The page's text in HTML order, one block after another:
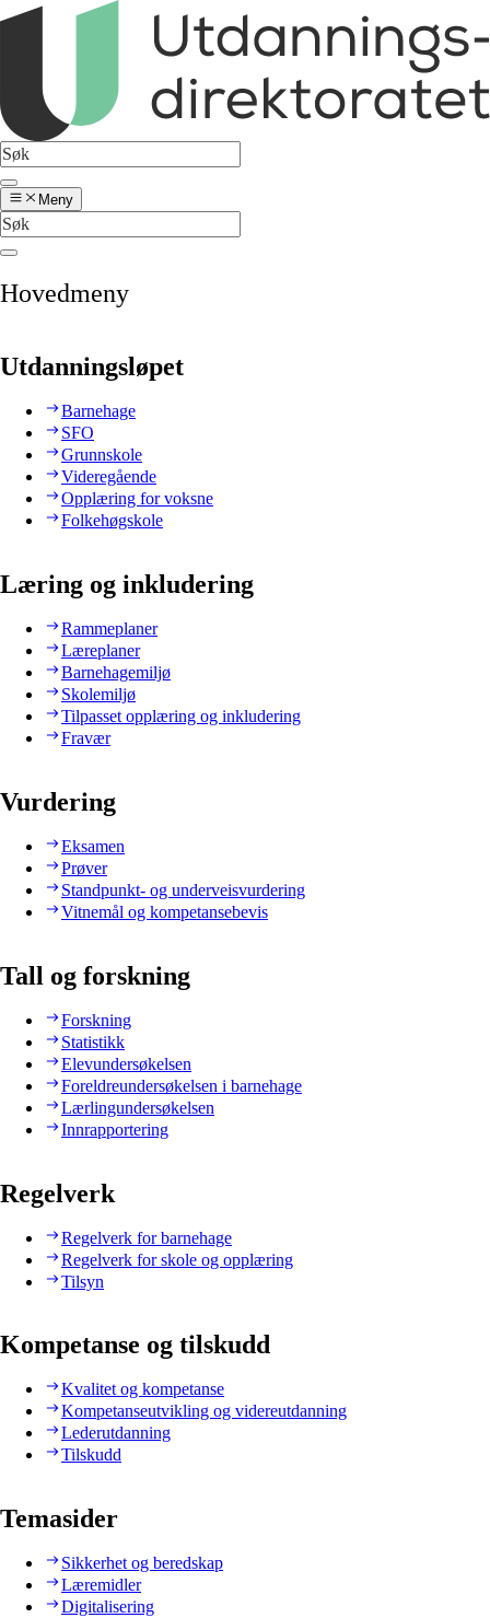
Meny
Hovedmeny
Utdanningsløpet
Barnehage
SFO
Grunnskole
Videregående
Opplæring for voksne
Folkehøgskole
Læring og inkludering
Rammeplaner
Læreplaner
Barnehagemiljø
Skolemiljø
Tilpasset opplæring og inkludering
Fravær
Vurdering
Eksamen
Prøver
Standpunkt- og underveisvurdering
Vitnemål og kompetansebevis
Tall og forskning
Forskning
Statistikk
Elevundersøkelsen
Foreldreundersøkelsen i barnehage
Lærlingundersøkelsen
Innrapportering
Regelverk
Regelverk for barnehage
Regelverk for skole og opplæring
Tilsyn
Kompetanse og tilskudd
Kvalitet og kompetanse
Kompetanseutvikling og videreutdanning
Lederutdanning
Tilskudd
Temasider
Sikkerhet og beredskap
Læremidler
Digitalisering